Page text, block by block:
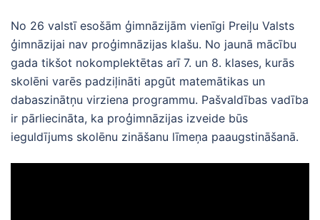
No 26 valstī esošām ģimnāzijām vienīgi Preiļu Valsts
ģimnāzijai nav proģimnāzijas klašu. No jaunā mācību
gada tikšot nokomplektētas arī 7. un 8. klases, kurās
skolēni varēs padziļināti apgūt matemātikas un
dabaszinātņu virziena programmu. Pašvaldības vadība
ir pārliecināta, ka proģimnāzijas izveide būs
ieguldījums skolēnu zināšanu līmeņa paaugstināšanā.